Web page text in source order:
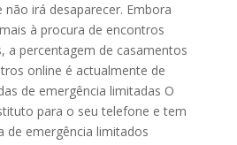
irá desaparecer. Embora
à procura de encontros
a percentagem de casamentos
online é actualmente de
de emergência limitadas O
para o seu telefone e tem
de emergência limitados